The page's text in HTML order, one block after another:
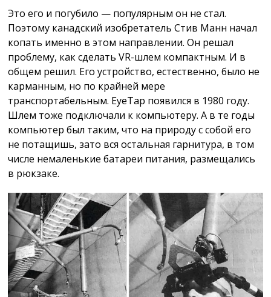
Это его и погубило — популярным он не стал.
Поэтому канадский изобретатель Стив Манн начал
копать именно в этом направлении. Он решал
проблему, как сделать VR-шлем компактным. И в
общем решил. Его устройство, естественно, было не
карманным, но по крайней мере
транспортабельным. EyeTap появился в 1980 году.
Шлем тоже подключали к компьютеру. А в те годы
компьютер был таким, что на природу с собой его
не потащишь, зато вся остальная гарнитура, в том
числе немаленькие батареи питания, размещались
в рюкзаке.